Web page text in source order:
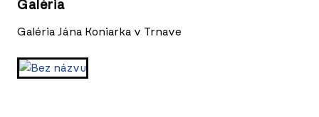
Galéria
Galéria Jána Koniarka v Trnave